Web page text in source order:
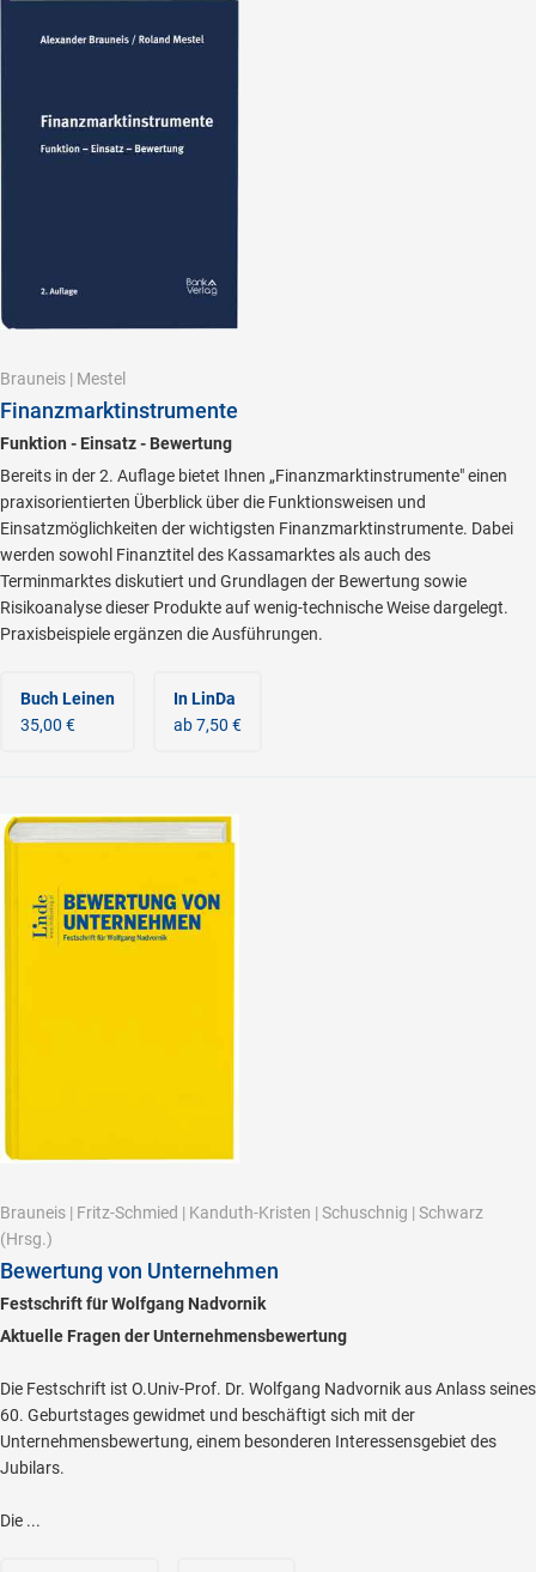
Brauneis | Mestel
Finanzmarktinstrumente
Funktion - Einsatz - Bewertung
Bereits in der 2. Auflage bietet Ihnen „Finanzmarktinstrumente" einen
praxisorientierten Überblick über die Funktionsweisen und
Einsatzmöglichkeiten der wichtigsten Finanzmarktinstrumente. Dabei
werden sowohl Finanztitel des Kassamarktes als auch des
Terminmarktes diskutiert und Grundlagen der Bewertung sowie
Risikoanalyse dieser Produkte auf wenig-technische Weise dargelegt.
Praxisbeispiele ergänzen die Ausführungen.
Buch Leinen
35,00 €
In LinDa
ab 7,50 €
Brauneis | Fritz-Schmied | Kanduth-Kristen | Schuschnig | Schwarz
(Hrsg.)
Bewertung von Unternehmen
Festschrift für Wolfgang Nadvornik
Aktuelle Fragen der Unternehmensbewertung
Die Festschrift ist O.Univ-Prof. Dr. Wolfgang Nadvornik aus Anlass seines
60. Geburtstages gewidmet und beschäftigt sich mit der
Unternehmensbewertung, einem besonderen Interessensgebiet des
Jubilars.
Die ...